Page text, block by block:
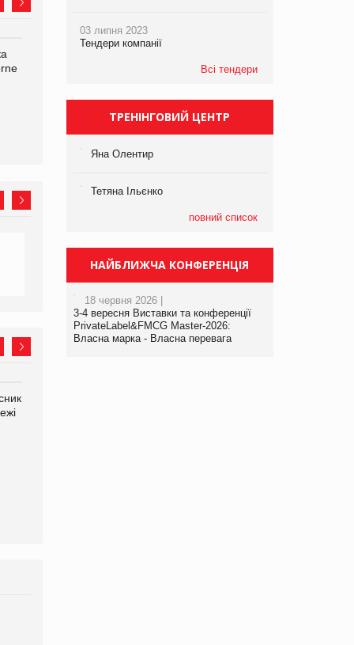
хвостатих: у VARUS
03 липня 2023
Тендери компанії
Всі тендери
ТРЕНІНГОВИЙ ЦЕНТР
Яна Олентир
Тетяна Ільєнко
повний список
НАЙБЛИЖЧА КОНФЕРЕНЦІЯ
18 червня 2026 |
3-4 вересня Виставки та конференції
PrivateLabel&FMCG Master-2026:
Власна марка - Власна перевага